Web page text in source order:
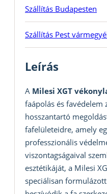
Szállítás Budapesten
Szállítás Pest
Leírás
A Milesi XGT
faápolás és favédelem
hosszantartó
fafelületeidre, amely
professzionális
viszontagságaival
esztétikáját, a Milesi
speciálisan